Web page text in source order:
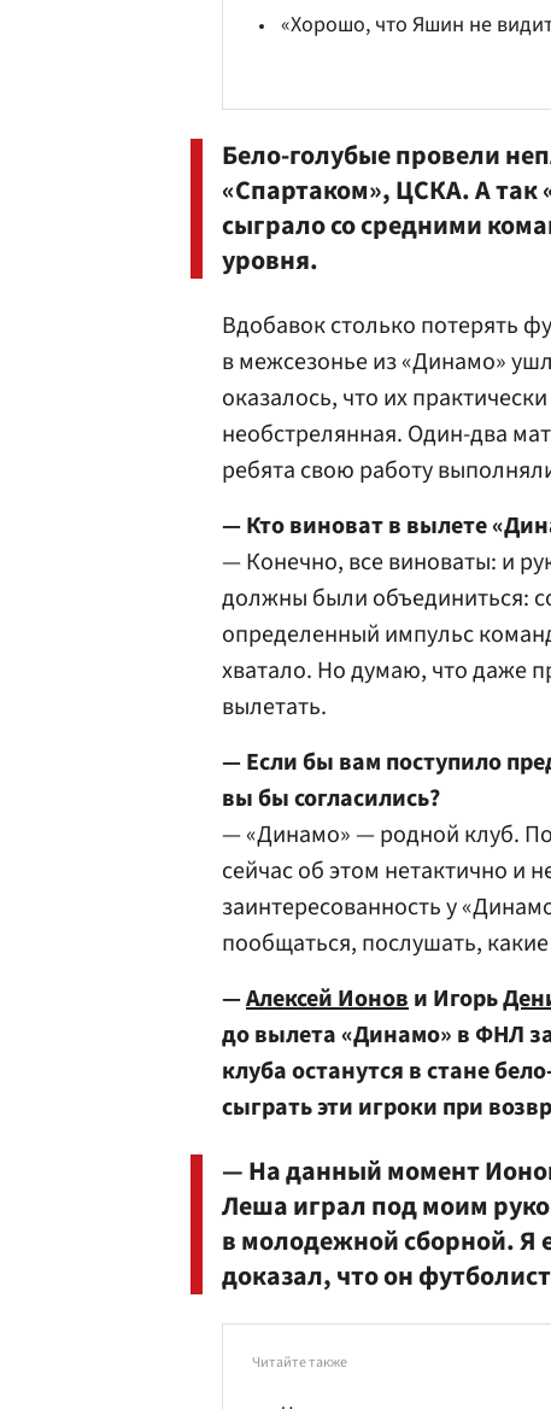
«Хорошо, что Яшин не
Бело-голубые провели
«Спартаком», ЦСКА. А
сыграло со средними
уровня.
Вдобавок столько потерять
в межсезонье из «Динамо»
оказалось, что их
необстрелянная. Один-два
ребята свою работу
— Кто виноват в вылете
— Конечно, все виноваты: и
должны были объединиться:
определенный импульс
хватало. Но думаю, что даже
вылетать.
— Если бы вам поступило
вы бы согласились?
— «Динамо» — родной клуб.
сейчас об этом нетактично и
заинтересованность у
пообщаться, послушать, какие
—Алексей Ионови Игорь
до вылета «Динамо» в ФНЛ
клуба останутся в стане
сыграть эти игроки при
— На данный момент
Леша играл под моим
в молодежной сборной. Я
доказал, что он
Читайте также